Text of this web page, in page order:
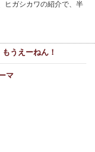
ヒガシカワの紹介で、半
うえーねん！
マ